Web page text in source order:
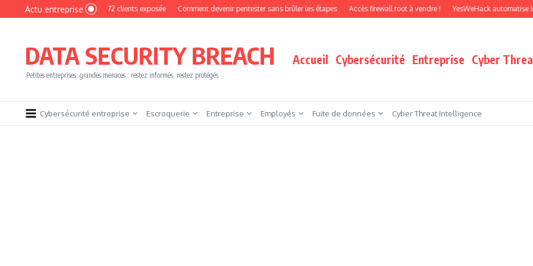
Aller au contenu
Actu entreprise
: une base de 16 272 clients exposée Comment devenir pentester sans brûler les étapes Accès firewall root à vendre ! YesWeHack automatise le pentest
DATA SECURITY BREACH
Petites entreprises, grandes menaces : restez informés, restez protégés
Accueil Cybersécurité Entreprise Cyber
Cybersécurité entreprise Escroquerie Entreprise Employés Fuite de données Cyber Threat Intelligence